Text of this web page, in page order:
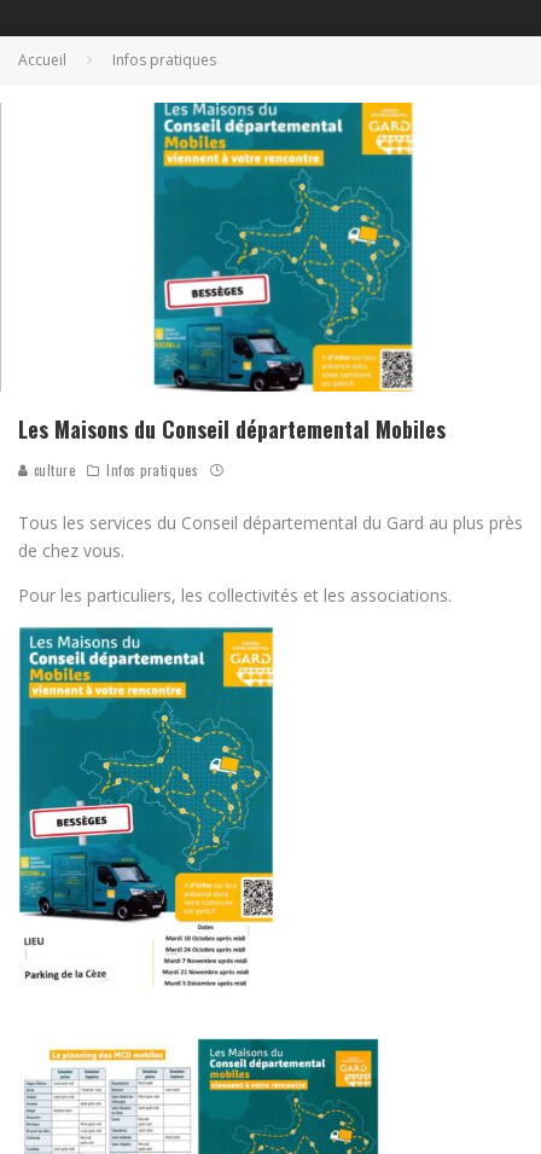
Accueil Infos pratiques
Les Maisons du Conseil départemental Mobiles
culture Infos pratiques
Tous les services du Conseil départemental du Gard au plus près
de chez vous.
Pour les particuliers, les collectivités et les associations.